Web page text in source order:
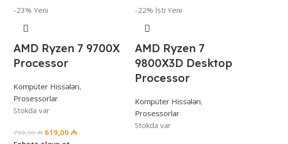
-23% Yeni
AMD Ryzen 7 9700X
Processor
Kompüter Hissələri,
Prosessorlar
Stokda var
799,00₼ 619,00 ₼
-22% İsti Yeni
AMD Ryzen 7
9800X3D Desktop
Processor
Kompüter Hissələri,
Prosessorlar
Stokda var